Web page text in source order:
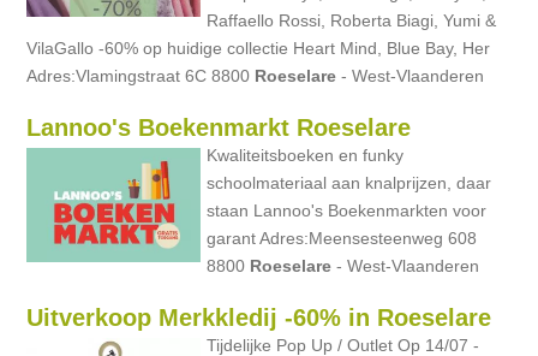
Raffaello Rossi, Roberta Biagi, Yumi &
VilaGallo -60% op huidige collectie Heart Mind, Blue Bay, Her
Adres:Vlamingstraat 6C 8800 Roeselare - West-Vlaanderen
Lannoo's Boekenmarkt Roeselare
Kwaliteitsboeken en funky
schoolmateriaal aan knalprijzen, daar
staan Lannoo's Boekenmarkten voor
garant Adres:Meensesteenweg 608
8800 Roeselare - West-Vlaanderen
Uitverkoop Merkkledij -60% in Roeselare
Tijdelijke Pop Up / Outlet Op 14/07 -